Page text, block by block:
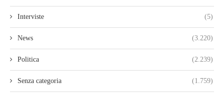
Interviste (5)
News (3.220)
Politica (2.239)
Senza categoria (1.759)